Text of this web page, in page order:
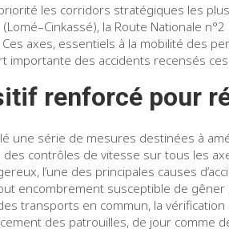
priorité les corridors stratégiques les
la Route Nationale
Ces axes, essentiels à la mobilité des
importante des accidents recensés
renforcé pour
une série de mesures destinées à
des contrôles de vitesse sur tous les
l’une des principales causes
encombrement susceptible de
transports en commun, la
des patrouilles, de jour comme